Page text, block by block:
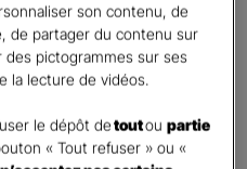
?*
son contenu, de
de partager du contenu sur
des pictogrammes sur ses
la lecture de vidéos.
le dépôt detoutoupartie
« Tout refuser » ou «